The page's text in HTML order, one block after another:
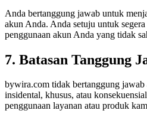
Anda bertanggung jawab untuk
akun Anda. Anda setuju untuk
penggunaan akun Anda yang tidak
7. Batasan Tanggung
bywira.com tidak bertanggung jawab
insidental, khusus, atau
penggunaan layanan atau produk